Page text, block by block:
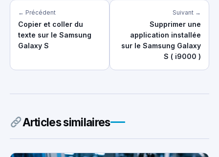
← Précédent
Copier et coller du
texte sur le Samsung
Galaxy S
Suivant →
Supprimer une
application installée
sur le Samsung Galaxy
S ( i9000 )
Articles similaires